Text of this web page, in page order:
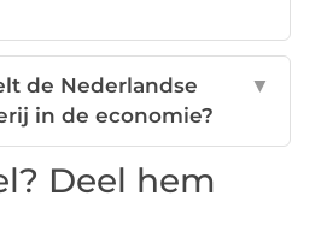
de Nederlandse
in de economie?
▼
Deel hem